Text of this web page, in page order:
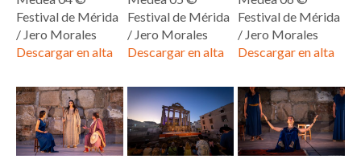
Festival de Mérida
/ Jero Morales
Descargar en alta
Festival de Mérida
/ Jero Morales
Descargar en alta
Festival de Mérida
/ Jero Morales
Descargar en alta